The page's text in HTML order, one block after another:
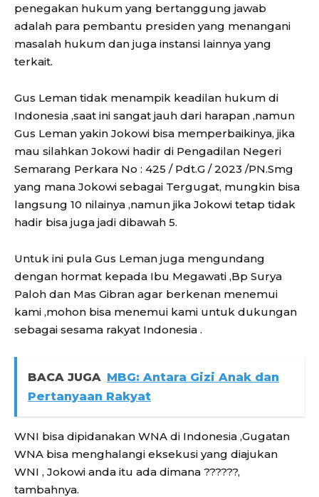
penegakan hukum yang bertanggung jawab
adalah para pembantu presiden yang menangani
masalah hukum dan juga instansi lainnya yang
terkait.
Gus Leman tidak menampik keadilan hukum di
Indonesia ,saat ini sangat jauh dari harapan ,namun
Gus Leman yakin Jokowi bisa memperbaikinya, jika
mau silahkan Jokowi hadir di Pengadilan Negeri
Semarang Perkara No : 425 / Pdt.G / 2023 /PN.Smg
yang mana Jokowi sebagai Tergugat, mungkin bisa
langsung 10 nilainya ,namun jika Jokowi tetap tidak
hadir bisa juga jadi dibawah 5.
Untuk ini pula Gus Leman juga mengundang
dengan hormat kepada Ibu Megawati ,Bp Surya
Paloh dan Mas Gibran agar berkenan menemui
kami ,mohon bisa menemui kami untuk dukungan
sebagai sesama rakyat Indonesia .
BACA JUGA MBG: Antara Gizi Anak dan
Pertanyaan Rakyat
WNI bisa dipidanakan WNA di Indonesia ,Gugatan
WNA bisa menghalangi eksekusi yang diajukan
WNI , Jokowi anda itu ada dimana ??????,
tambahnya.